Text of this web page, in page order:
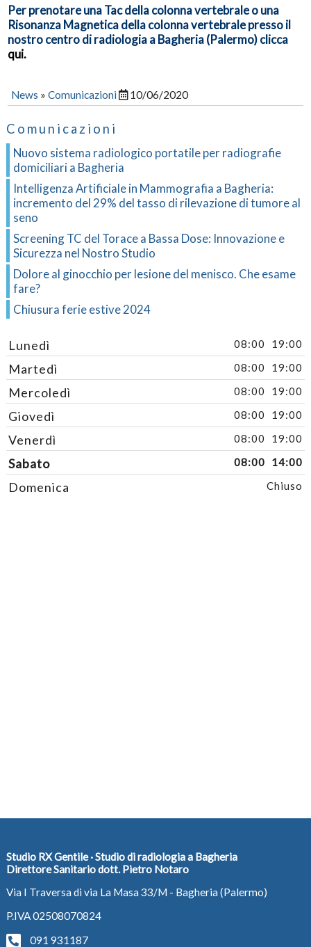
Per prenotare una Tac della colonna vertebrale o una
Risonanza Magnetica della colonna vertebrale presso il
nostro centro di radiologia a Bagheria (Palermo) clicca
qui.
News » Comunicazioni 10/06/2020
Comunicazioni
Nuovo sistema radiologico portatile per radiografie
domiciliari a Bagheria
Intelligenza Artificiale in Mammografia a Bagheria:
incremento del 29% del tasso di rilevazione di tumore al
seno
Screening TC del Torace a Bassa Dose: Innovazione e
Sicurezza nel Nostro Studio
Dolore al ginocchio per lesione del menisco. Che esame
fare?
Chiusura ferie estive 2024
Lunedì 08:00 19:00
Martedì 08:00 19:00
Mercoledì 08:00 19:00
Giovedì 08:00 19:00
Venerdì 08:00 19:00
Sabato 08:00 14:00
Domenica Chiuso
Studio RX Gentile · Studio di radiologia a Bagheria
Direttore Sanitario dott. Pietro Notaro
Via I Traversa di via La Masa 33/M - Bagheria (Palermo)
P.IVA 02508070824
091 931187